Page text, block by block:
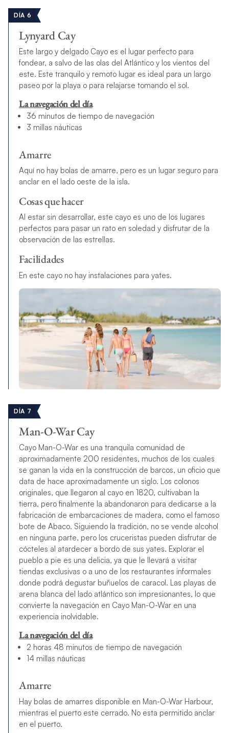
DÍA 6
Lynyard Cay
Este largo y delgadoCayo es el lugar perfecto para
fondear, a salvo de las olas del Atlántico y los vientos del
este. Este tranquilo y remoto lugar es ideal para un largo
paseo por la playa o para relajarse tomando el sol.
La navegación del día
36 minutos de tiempo de navegación
3 millas náuticas
Amarre
Aquí no hay bolas de amarre, pero es un lugar seguro para
anclar en el lado oeste de la isla.
Cosas que hacer
Al estar sin desarrollar, este cayo es uno de los lugares
perfectos para pasar un rato en soledad y disfrutar de la
observación de las estrellas.
Facilidades
En este cayo no hay instalaciones para yates.
DÍA 7
Man-O-War Cay
Cayo Man-O-War es una tranquila comunidad de
aproximadamente 200 residentes, muchos de los cuales
se ganan la vida en la construcción de barcos, un oficio que
data de hace aproximadamente un siglo. Los colonos
originales, que llegaron al cayo en 1820, cultivaban la
tierra, pero finalmente la abandonaron para dedicarse a la
fabricación de embarcaciones de madera, como el famoso
bote de Abaco. Siguiendo la tradición, no se vende alcohol
en ninguna parte, pero los cruceristas pueden disfrutar de
cócteles al atardecer a bordo de sus yates. Explorar el
pueblo a pie es una delicia, ya que le llevará a visitar
tiendas exclusivas o a uno de los restaurantes informales
donde podrá degustar buñuelos de caracol. Las playas de
arena blanca del lado atlántico son impresionantes, lo que
convierte la navegación en Cayo Man-O-War en una
experiencia inolvidable.
La navegación del día
2 horas 48 minutos de tiempo de navegación
14 millas náuticas
Amarre
Hay bolas de amarres disponible en Man-O-War Harbour,
mientras el puerto este cerrado. No esta permitido anclar
en el puerto.